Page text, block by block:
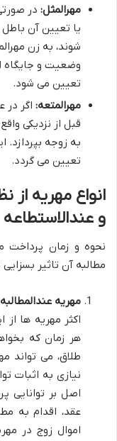
مهرالمثل: در
یا تعیین آن
شوند، به زن
وضعیت و جایگاه
تعیین می شود.
مهرالمتعه: اگر در
قبل از نزدیکی
به زوجه
تعیین می گردد.
انواع مهریه از
و عندالاستطاعه
نحوه و زمان پرداخت
مطالبه آن تاثیر بسزایی
مهریه
اکثر مهریه ها
هر زمان که
طلاق، می تواند
نیازی به اثبات
اصل بر توانایی
عقد، اقدام به
اموال زوج در